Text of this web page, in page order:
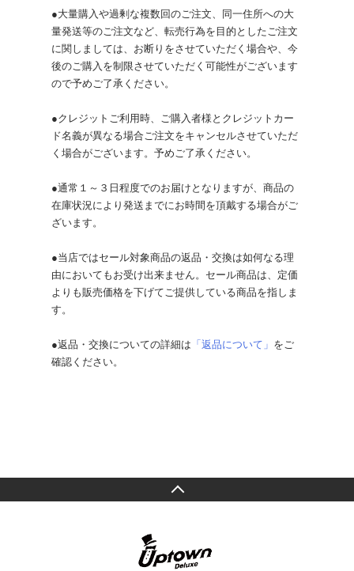
●大量購入や過剰な複数回のご注文、同一住所への大
量発送等のご注文など、転売行為を目的としたご注文
に関しましては、お断りをさせていただく場合や、今
後のご購入を制限させていただく可能性がございます
ので予めご了承ください。
●クレジットご利用時、ご購入者様とクレジットカー
ド名義が異なる場合ご注文をキャンセルさせていただ
く場合がございます。予めご了承ください。
●通常１～３日程度でのお届けとなりますが、商品の
在庫状況により発送までにお時間を頂戴する場合がご
ざいます。
●当店ではセール対象商品の返品・交換は如何なる理
由においてもお受け出来ません。セール商品は、定価
よりも販売価格を下げてご提供している商品を指しま
す。
●返品・交換についての詳細は 「返品について」 をご
確認ください。